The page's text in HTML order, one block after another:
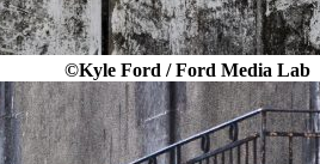
©Kyle Ford / Ford Media Lab